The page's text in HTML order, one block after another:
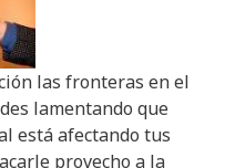
las fronteras en el
lamentando que
está afectando tus
provecho a la